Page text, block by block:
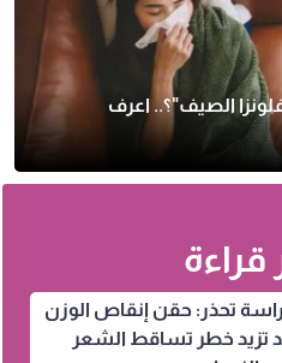
الصيف"؟.. اعرف
قراءة
تحذر: حقن إنقاص الوزن
تزيد خطر تساقط الشعر